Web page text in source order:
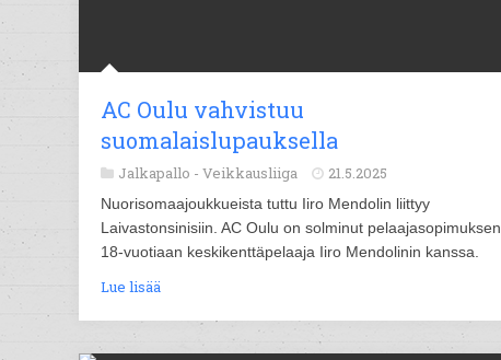
AC Oulu vahvistuu
suomalaislupauksella
Jalkapallo - Veikkausliiga 21.5.2025
Nuorisomaajoukkueista tuttu Iiro Mendolin liittyy
Laivastonsinisiin. AC Oulu on solminut pelaajasopimuksen
18-vuotiaan keskikenttäpelaaja Iiro Mendolinin kanssa.
Lue lisää